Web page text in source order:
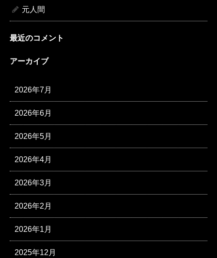
元人間
最近のコメント
アーカイブ
2026年7月
2026年6月
2026年5月
2026年4月
2026年3月
2026年2月
2026年1月
2025年12月